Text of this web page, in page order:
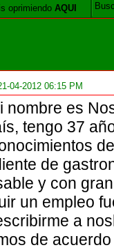
oprimiendoAQUI
04-2012 06:15 PM
nombre es
tengo 37
de
y con
un empleo
a
de